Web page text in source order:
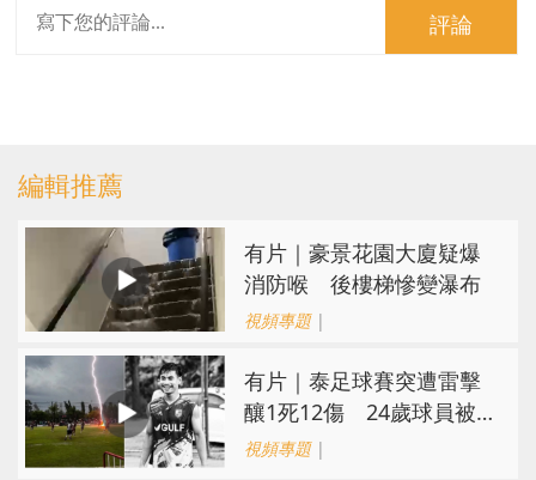
評論
編輯推薦
有片｜豪景花園大廈疑爆
消防喉 後樓梯慘變瀑布
視頻專題|
有片｜泰足球賽突遭雷擊
釀1死12傷 24歲球員被
閃電劈中亡
視頻專題|